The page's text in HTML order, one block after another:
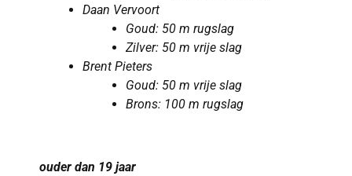
Daan Vervoort
Goud: 50 m rugslag
Zilver: 50 m vrije slag
Brent Pieters
Goud: 50 m vrije slag
Brons: 100 m rugslag
ouder dan 19 jaar